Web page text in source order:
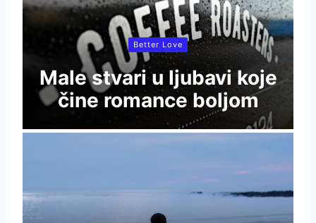
Better Love
Male stvari u ljubavi koje
čine romance boljom